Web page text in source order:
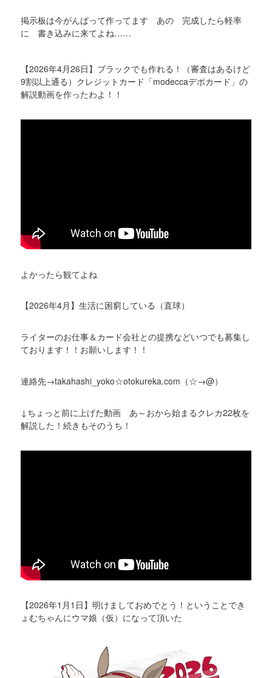
掲示板は今がんばって作ってます あの 完成したら軽率
に 書き込みに来てよね……
【2026年4月26日】ブラックでも作れる！（審査はあるけど
9割以上通る）クレジットカード「modeccaデポカード」の
解説動画を作ったわよ！！
よかったら観てよね
【2026年4月】生活に困窮している（直球）
ライターのお仕事＆カード会社との提携などいつでも募集し
ております！！お願いします！！
連絡先→takahashi_yoko☆otokureka.com（☆→@）
↓ちょっと前に上げた動画 あ～おから始まるクレカ22枚を
解説した！続きもそのうち！
【2026年1月1日】明けましておめでとう！ということでき
ょむちゃんにウマ娘（仮）になって頂いた